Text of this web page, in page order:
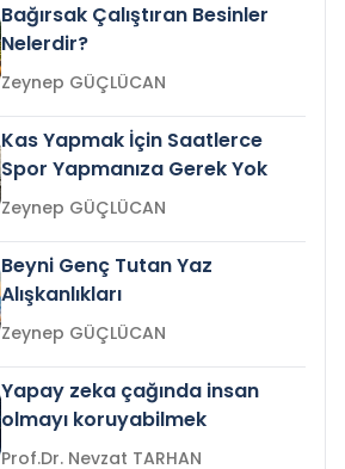
Bağırsak Çalıştıran Besinler
Nelerdir?
Zeynep GÜÇLÜCAN
Kas Yapmak İçin Saatlerce
Spor Yapmanıza Gerek Yok
Zeynep GÜÇLÜCAN
Beyni Genç Tutan Yaz
Alışkanlıkları
Zeynep GÜÇLÜCAN
Yapay zeka çağında insan
olmayı koruyabilmek
Prof.Dr. Nevzat TARHAN